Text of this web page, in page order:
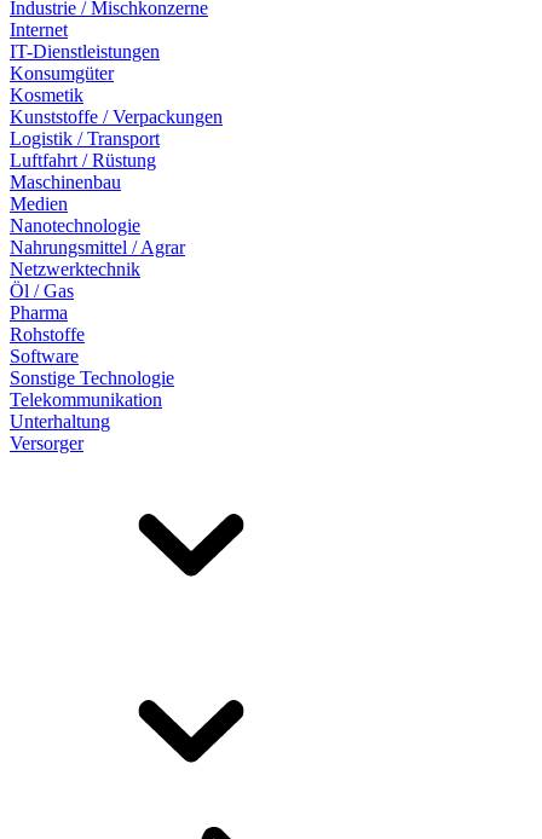
Industrie / Mischkonzerne
Internet
IT-Dienstleistungen
Konsumgüter
Kosmetik
Kunststoffe / Verpackungen
Logistik / Transport
Luftfahrt / Rüstung
Maschinenbau
Medien
Nanotechnologie
Nahrungsmittel / Agrar
Netzwerktechnik
Öl / Gas
Pharma
Rohstoffe
Software
Sonstige Technologie
Telekommunikation
Unterhaltung
Versorger